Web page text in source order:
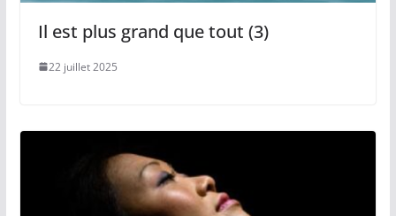
Il est plus grand que tout (3)
22 juillet 2025